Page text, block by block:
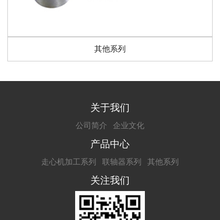
其他系列
关于我们
公司简介 企业文化
产品中心
走心机加工系列 联轴器系列 其他系列
关注我们